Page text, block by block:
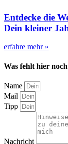
Entdecke die
Dein kleiner
erfahre mehr »
Was fehlt hier
Name
Mail
Tipp
Nachricht